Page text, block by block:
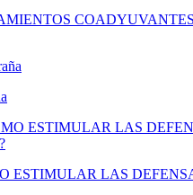
ESTIMULAR LAS